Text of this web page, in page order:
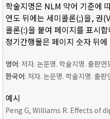
학술지명은 NLM 약어 기준에
연도 뒤에는 세미콜론(;)을, 권
콜론(:)을 붙여 페이지를 표시합
정기간행물은 페이지 숫자 뒤
영어: 저자. 논문명. 학술지명. 출판
한국어: 저자. 논문명. 학술지명. 출
예시
Peng G, Williams R. Effects of